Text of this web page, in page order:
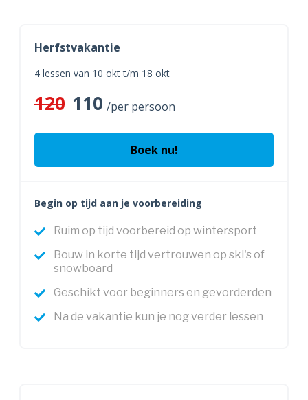
Herfstvakantie
4 lessen van 10 okt t/m 18 okt
120 110 /per persoon
Boek nu!
Begin op tijd aan je voorbereiding
Ruim op tijd voorbereid op wintersport
Bouw in korte tijd vertrouwen op ski's of
snowboard
Geschikt voor beginners en gevorderden
Na de vakantie kun je nog verder lessen